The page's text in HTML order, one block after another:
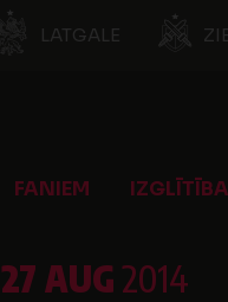
LATGALE
FANIEM IZGLĪTĪBA
27 AUG2014